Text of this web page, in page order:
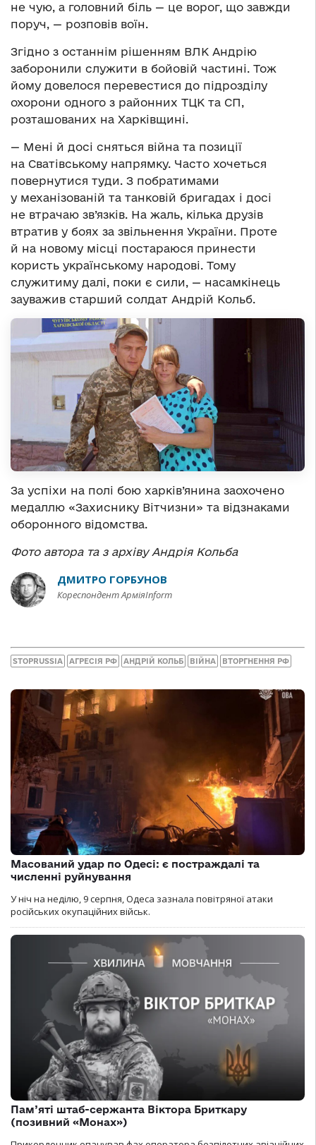
не чую, а головний біль — це ворог, що завжди
поруч, — розповів воїн.
Згідно з останнім рішенням ВЛК Андрію
заборонили служити в бойовій частині. Тож
йому довелося перевестися до підрозділу
охорони одного з районних ТЦК та СП,
розташованих на Харківщині.
— Мені й досі сняться війна та позиції
на Сватівському напрямку. Часто хочеться
повернутися туди. З побратимами
у механізованій та танковій бригадах і досі
не втрачаю зв’язків. На жаль, кілька друзів
втратив у боях за звільнення України. Проте
й на новому місці постараюся принести
користь українському народові. Тому
служитиму далі, поки є сили, — насамкінець
зауважив старший солдат Андрій Кольб.
За успіхи на полі бою харків’янина заохочено
медаллю «Захиснику Вітчизни» та відзнаками
оборонного відомства.
Фото автора та з архіву Андрія Кольба
ДМИТРО ГОРБУНОВ
Кореспондент АрміяInform
STOPRUSSIA АГРЕСІЯ РФ АНДРІЙ КОЛЬБ ВІЙНА ВТОРГНЕННЯ РФ
Масований удар по Одесі: є постраждалі та
численні руйнування
У ніч на неділю, 9 серпня, Одеса зазнала повітряної атаки
російських окупаційних військ.
Пам’яті штаб-сержанта Віктора Бриткару
(позивний «Монах»)